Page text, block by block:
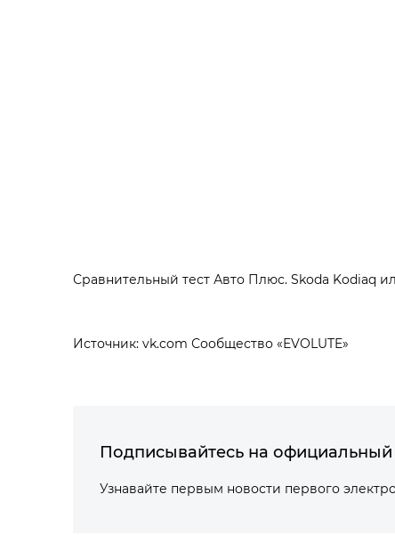
Сравнительный тест Авто Плюс. Skoda Kodiaq
Источник: vk.com Сообщество «EVOLUTE»
Подписывайтесь на официальный
Узнавайте первым новости первого